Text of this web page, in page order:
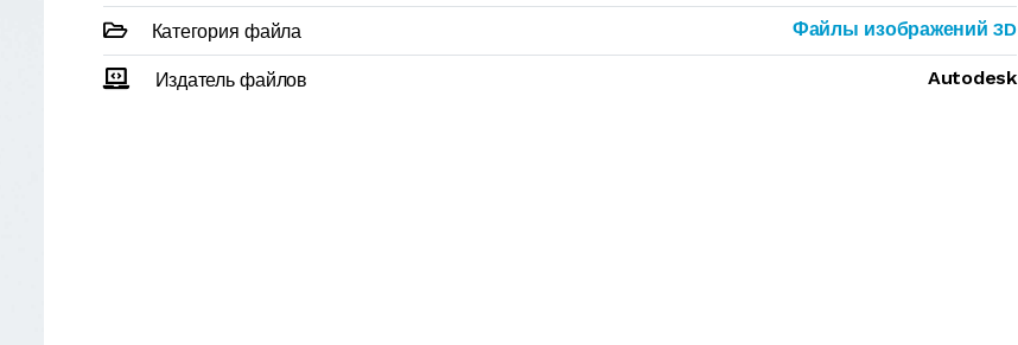
Категория файла Файлы изображений 3D
Издатель файлов Autodesk